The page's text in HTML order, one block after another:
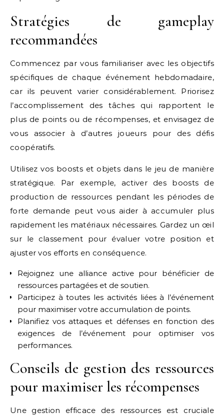
Stratégies de gameplay
recommandées
Commencez par vous familiariser avec les objectifs
spécifiques de chaque événement hebdomadaire,
car ils peuvent varier considérablement. Priorisez
l’accomplissement des tâches qui rapportent le
plus de points ou de récompenses, et envisagez de
vous associer à d’autres joueurs pour des défis
coopératifs.
Utilisez vos boosts et objets dans le jeu de manière
stratégique. Par exemple, activer des boosts de
production de ressources pendant les périodes de
forte demande peut vous aider à accumuler plus
rapidement les matériaux nécessaires. Gardez un œil
sur le classement pour évaluer votre position et
ajuster vos efforts en conséquence.
Rejoignez une alliance active pour bénéficier de
ressources partagées et de soutien.
Participez à toutes les activités liées à l’événement
pour maximiser votre accumulation de points.
Planifiez vos attaques et défenses en fonction des
exigences de l’événement pour optimiser vos
performances.
Conseils de gestion des ressources
pour maximiser les récompenses
Une gestion efficace des ressources est cruciale